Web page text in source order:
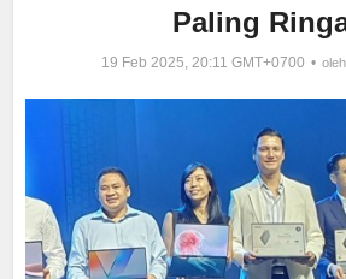
Paling
19 Feb 2025, 20:11 GMT+0700 oleh